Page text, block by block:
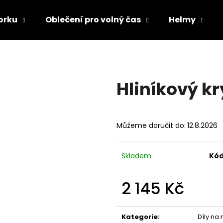
Oblečení pro volný čas Helmy
Hliníkový
Můžeme doručit do: 12.8.2026
Skladem
2 145 Kč
cena:
Kategorie:
Díly na
HLEDAT
TRIČKO DC